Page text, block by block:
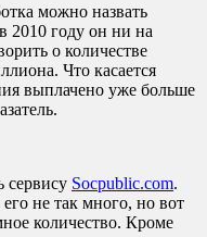
можно назвать
2010 году он ни на
о количестве
Что касается
выплачено уже больше
сервису Socpublic.com.
его не так много, но вот
количество. Кроме